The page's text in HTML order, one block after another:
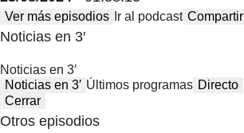
Ver más episodios Ir al podcast Compartir
Noticias en 3′
Noticias en 3′
Noticias en 3′ Últimos programas Directo
Cerrar
Otros episodios